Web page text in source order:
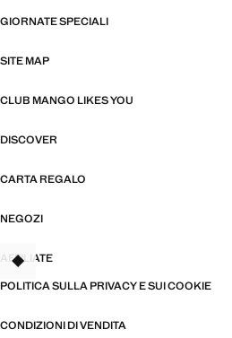
GIORNATE SPECIALI
SITE MAP
CLUB MANGO LIKES YOU
DISCOVER
CARTA REGALO
NEGOZI
AFFILIATE
POLITICA SULLA PRIVACY E SUI COOKIE
CONDIZIONI DI VENDITA